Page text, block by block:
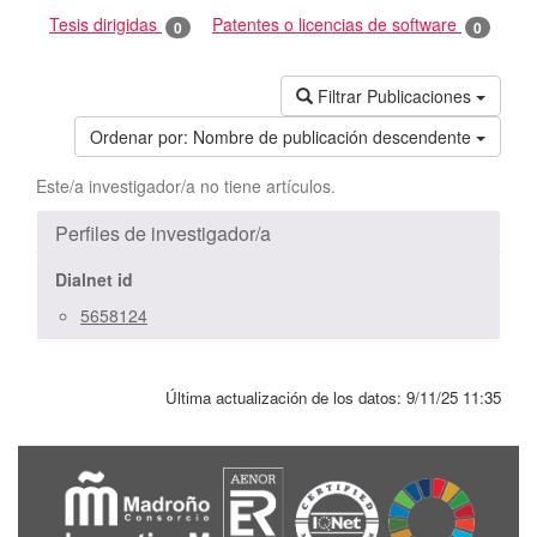
Tesis dirigidas 0 Patentes o licencias de software 0
Filtrar Publicaciones
Ordenar por: Nombre de publicación descendente
Este/a investigador/a no tiene artículos.
Perfiles de investigador/a
Dialnet id
5658124
Última actualización de los datos: 9/11/25 11:35